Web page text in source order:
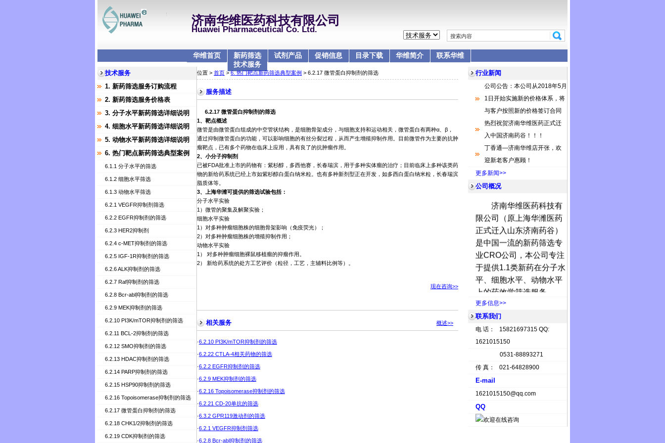
济南华维医药科技有限公司
Huawei Pharmaceutical Co. Ltd.
华维首页
新药筛选
技术服务
试剂产品 促销信息 目录下载 华维简介 联系华维
技术服务
1. 新药筛选服务订购流程
2. 新药筛选服务价格表
3. 分子水平新药筛选详细说明
4. 细胞水平新药筛选详细说明
5. 动物水平新药筛选详细说明
6. 热门靶点新药筛选典型案例
6.1.1 分子水平的筛选
6.1.2 细胞水平筛选
6.1.3 动物水平筛选
6.2.1 VEGFR抑制剂筛选
6.2.2 EGFR抑制剂的筛选
6.2.3 HER2抑制剂
6.2.4 c-MET抑制剂的筛选
6.2.5 IGF-1R抑制剂的筛选
6.2.6 ALK抑制剂的筛选
6.2.7 Raf抑制剂的筛选
6.2.8 Bcr-abl抑制剂的筛选
6.2.9 MEK抑制剂的筛选
6.2.10 PI3K/mTOR抑制剂的筛选
6.2.11 BCL-2抑制剂的筛选
6.2.12 SMO抑制剂的筛选
6.2.13 HDAC抑制剂的筛选
6.2.14 PARP抑制剂的筛选
6.2.15 HSP90抑制剂的筛选
6.2.16 Topoisomerase抑制剂的筛选
6.2.17 微管蛋白抑制剂的筛选
6.2.18 CHK1/2抑制剂的筛选
6.2.19 CDK抑制剂的筛选
行业新闻
公司公告：本公司从2018年5月
1日开始实施新的价格体系，将
与客户按照新的价格签订合同
热烈祝贺济南华维医药正式迁
入中国济南药谷！！！
丁香通—济南华维店开张，欢
迎新老客户惠顾！
更多新闻>>
公司概况
济南华维医药科技有
限公司（原上海华潍医药
正式迁入山东济南药谷）
是中国一流的新药筛选专
业CRO公司，本公司专注
于提供1.1 类新药在分子水
平、细胞水平、动物水平
上的药效学筛选服务。
济南华维
可以提供的筛选服务包
括，聚合ADP核糖聚合
酶，酪氨酸激酶，蛋白酪
氨酸磷酸酶 (PTP)，丝
氨酸激酶，组蛋白去乙酰
蛋白，基质金属蛋白酶，
抑制微管蛋白聚集及解聚
更多信息>>
联系我们
电 话： 15821697315 QQ:
1621015150
0531-88893271
传 真： 021-64828900
E-mail
1621015150@qq.com
QQ
位置 > 首页 >6. 热门靶点新药筛选典型案例 > 6.2.17 微管蛋白抑制剂的筛选
服务描述
6.2.17 微管蛋白抑制剂的筛选
1、靶点概述
微管是由微管蛋白组成的中空管状结构，是细胞骨架成分，与细胞支持和运动相关，微管蛋白有两种α、β，
通过抑制微管蛋白的功能，可以影响细胞的有丝分裂过程，从而产生增殖抑制作用。目前微管作为主要的抗肿
瘤靶点，已有多个药物在临床上应用，具有良了的抗肿瘤作用。
2、小分子抑制剂
已被FDA批准上市的药物有：紫杉醇，多西他赛，长春瑞滨，用于多种实体瘤的治疗；目前临床上多种该类药
物的新给药系统已经上市如紫杉醇白蛋白纳米粒。也有多种新剂型正在开发，如多西白蛋白纳米粒，长春瑞滨
脂质体等。
3、上海华潍可提供的筛选试验包括：
分子水平实验
1 ）微管的聚集及解聚实验；
细胞水平实验
1 ）对多种肿瘤细胞株的细胞骨架影响（免疫荧光）；
2）对多种肿瘤细胞株的增殖抑制作用；
动物水平实验
1 ）
对多种肿瘤细胞裸鼠移植瘤的抑瘤作用。
2） 新给药系统的处方工艺评价（粒径，工艺，主辅料比例等）。
现在咨询>>
相关服务 概述>>
·6.2.10 PI3K/mTOR抑制剂的筛选
·6.2.22 CTLA-4相关药物的筛选
·6.2.2 EGFR抑制剂的筛选
·6.2.9 MEK抑制剂的筛选
·6.2.16 Topoisomerase抑制剂的筛选
·6.2.21 CD-20单抗的筛选
·6.3.2 GPR119激动剂的筛选
·6.2.1 VEGFR抑制剂筛选
·6.2.8 Bcr-abl抑制剂的筛选